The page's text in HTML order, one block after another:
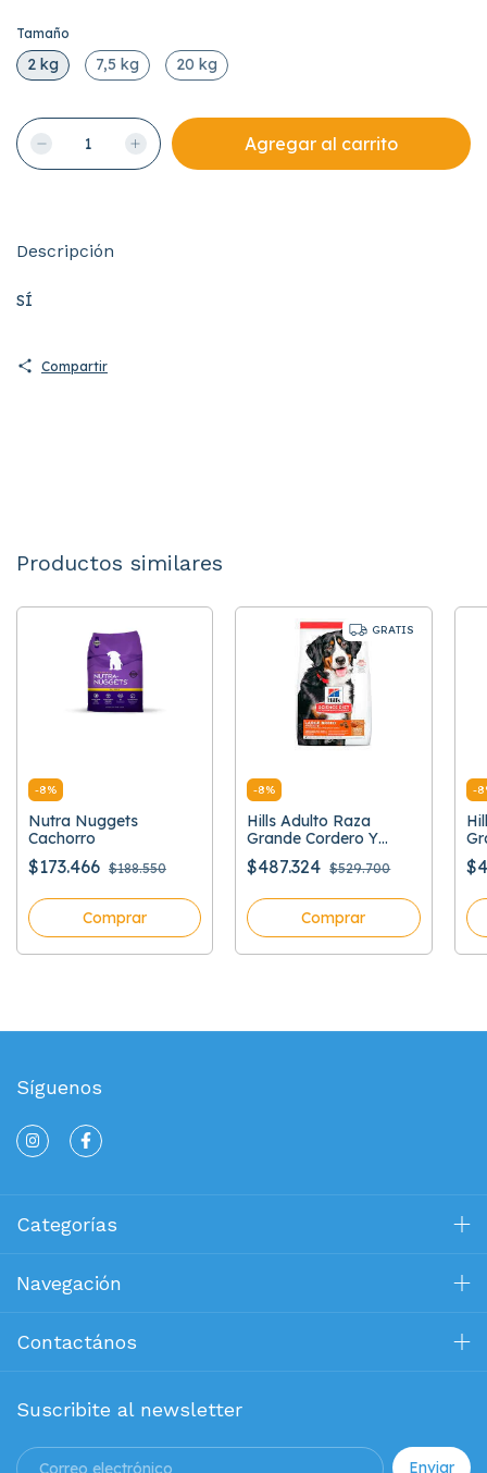
Tamaño
2 kg 7,5 kg 20 kg
Descripción
SÍ
Compartir
Productos similares
-8%
Nutra Nuggets
Cachorro
$173.466 $188.550
Comprar
GRATIS
-8%
Hills Adulto Raza
Grande Cordero Y
Arroz
$487.324 $529.700
Comprar
-8
Síguenos
Categorías
Navegación
Contactános
Suscribite al newsletter